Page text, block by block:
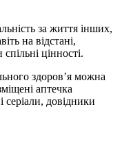
за життя інших,
на відстані,
цінності.
здоров’я можна
аптечка
серіали, довідники